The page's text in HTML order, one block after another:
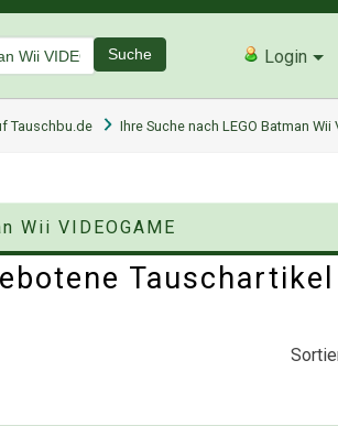
Suche Login
Tauschbu.de Ihre Suche nach LEGO Batman Wii
Wii VIDEOGAME